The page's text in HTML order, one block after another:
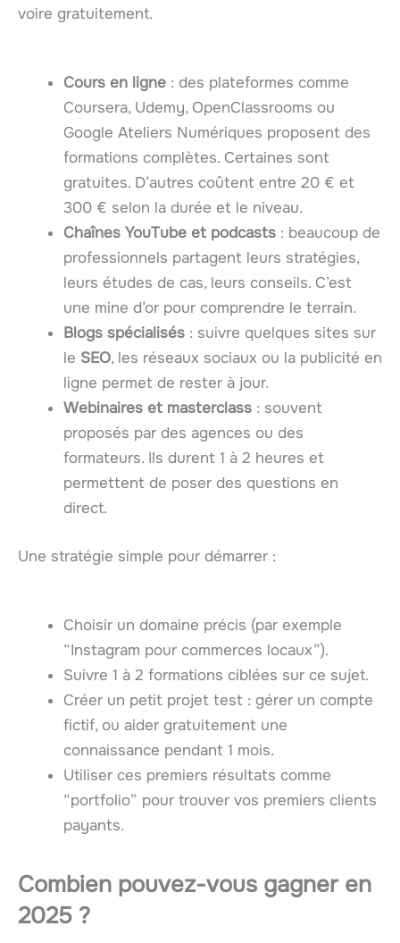
voire gratuitement.
Cours en ligne : des plateformes comme
Coursera, Udemy, OpenClassrooms ou
Google Ateliers Numériques proposent des
formations complètes. Certaines sont
gratuites. D’autres coûtent entre 20 € et
300 € selon la durée et le niveau.
Chaînes YouTube et podcasts : beaucoup de
professionnels partagent leurs stratégies,
leurs études de cas, leurs conseils. C’est
une mine d’or pour comprendre le terrain.
Blogs spécialisés : suivre quelques sites sur
le SEO, les réseaux sociaux ou la publicité en
ligne permet de rester à jour.
Webinaires et masterclass : souvent
proposés par des agences ou des
formateurs. Ils durent 1 à 2 heures et
permettent de poser des questions en
direct.
Une stratégie simple pour démarrer :
Choisir un domaine précis (par exemple
“Instagram pour commerces locaux”).
Suivre 1 à 2 formations ciblées sur ce sujet.
Créer un petit projet test : gérer un compte
fictif, ou aider gratuitement une
connaissance pendant 1 mois.
Utiliser ces premiers résultats comme
“portfolio” pour trouver vos premiers clients
payants.
Combien pouvez-vous gagner en
2025 ?